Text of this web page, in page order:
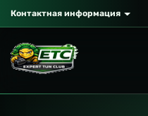
Контактная информация